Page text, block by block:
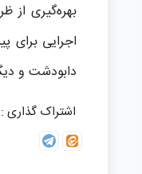
بهره‌گیری از
اجرایی برای
دابودشت و
اشتراک گذاری :